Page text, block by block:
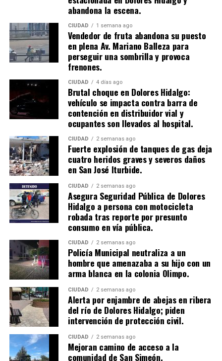
abandona la escena.
CIUDAD 1 semana ago
Vendedor de fruta abandona su puesto
en plena Av. Mariano Balleza para
perseguir una sombrilla y provoca
frenones.
CIUDAD 4 días ago
Brutal choque en Dolores Hidalgo:
vehículo se impacta contra barra de
contención en distribuidor vial y
ocupantes son llevados al hospital.
CIUDAD 2 semanas ago
​Fuerte explosión de tanques de gas deja
cuatro heridos graves y severos daños
en San José Iturbide.
CIUDAD 2 semanas ago
Asegura Seguridad Pública de Dolores
Hidalgo a persona con motocicleta
robada tras reporte por presunto
consumo en vía pública.
CIUDAD 2 semanas ago
Policía Municipal neutraliza a un
hombre que amenazaba a su hijo con un
arma blanca en la colonia Olimpo.
CIUDAD 2 semanas ago
Alerta por enjambre de abejas en ribera
del río de Dolores Hidalgo; piden
intervención de protección civil.
CIUDAD 2 semanas ago
Mejoran camino de acceso a la
comunidad de San Simeón,